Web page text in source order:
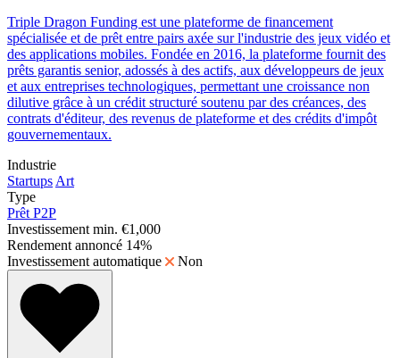
Triple Dragon Funding est une plateforme de financement
spécialisée et de prêt entre pairs axée sur l'industrie des jeux vidéo et
des applications mobiles. Fondée en 2016, la plateforme fournit des
prêts garantis senior, adossés à des actifs, aux développeurs de jeux
et aux entreprises technologiques, permettant une croissance non
dilutive grâce à un crédit structuré soutenu par des créances, des
contrats d'éditeur, des revenus de plateforme et des crédits d'impôt
gouvernementaux.
Industrie
Startups Art
Type
Prêt P2P
Investissement min. €1,000
Rendement annoncé 14%
Investissement automatique
Non